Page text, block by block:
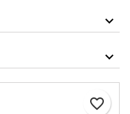
favorite_border